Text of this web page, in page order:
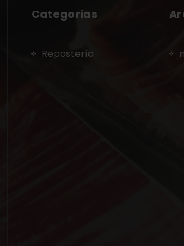
Categorias
Repostería